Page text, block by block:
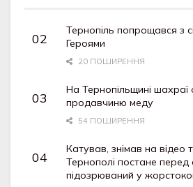
Тернопіль попрощався з
Героями
20 ПОШИРЕННЯ
На Тернопільщині шахраї
продавчиню меду
54 ПОШИРЕННЯ
Катував, знімав на відео
Тернополі постане перед
підозрюваний у